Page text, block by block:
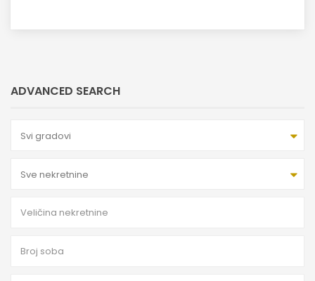
ADVANCED SEARCH
Svi gradovi
Sve nekretnine